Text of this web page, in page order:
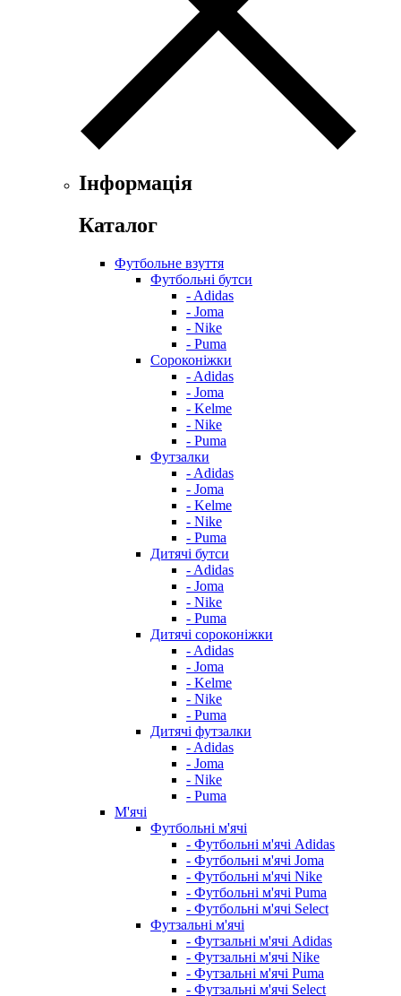
Інформація
Каталог
Футбольне взуття
Футбольні бутси
- Adidas
- Joma
- Nike
- Puma
Сороконіжки
- Adidas
- Joma
- Kelme
- Nike
- Puma
Футзалки
- Adidas
- Joma
- Kelme
- Nike
- Puma
Дитячі бутси
- Adidas
- Joma
- Nike
- Puma
Дитячі сороконіжки
- Adidas
- Joma
- Kelme
- Nike
- Puma
Дитячі футзалки
- Adidas
- Joma
- Nike
- Puma
М'ячі
Футбольні м'ячі
- Футбольні м'ячі Adidas
- Футбольні м'ячі Joma
- Футбольні м'ячі Nike
- Футбольні м'ячі Puma
- Футбольні м'ячі Select
Футзальні м'ячі
- Футзальні м'ячі Adidas
- Футзальні м'ячі Nike
- Футзальні м'ячі Puma
- Футзальні м'ячі Select